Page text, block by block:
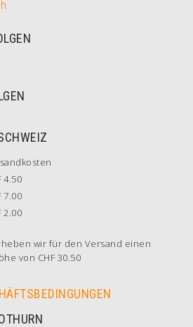
4.50
7.00
2.00
wir für den Versand einen
von CHF 30.50